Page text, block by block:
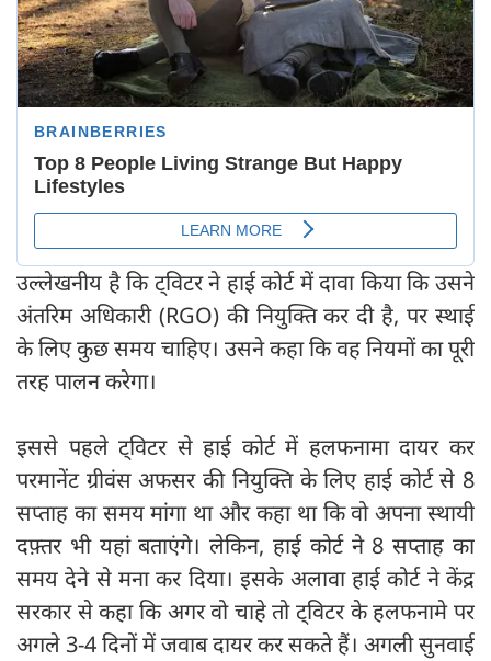
उल्‍लेखनीय है कि ट्वि‍टर ने हाई कोर्ट में दावा किया कि उसने
अंतरिम अधिकारी (RGO) की नियुक्ति कर दी है, पर स्थाई
के लिए कुछ समय चाहिए। उसने कहा कि वह नियमों का पूरी
तरह पालन करेगा।
इससे पहले ट्विटर से हाई कोर्ट में हलफनामा दायर कर
परमानेंट ग्रीवंस अफसर की नियुक्ति के लिए हाई कोर्ट से 8
सप्ताह का समय मांगा था और कहा था कि वो अपना स्थायी
दफ़्तर भी यहां बताएंगे। लेकिन, हाई कोर्ट ने 8 सप्ताह का
समय देने से मना कर दिया। इसके अलावा हाई कोर्ट ने केंद्र
सरकार से कहा कि अगर वो चाहे तो ट्विटर के हलफनामे पर
अगले 3-4 दिनों में जवाब दायर कर सकते हैं। अगली सुनवाई